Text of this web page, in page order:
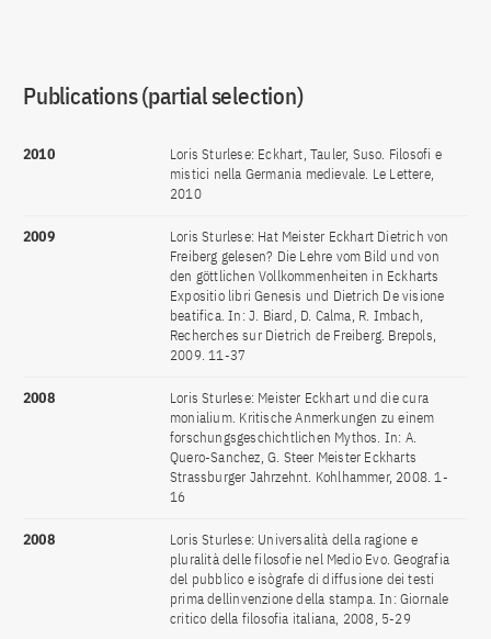
Publications (partial selection)
2010
Loris Sturlese: Eckhart, Tauler, Suso. Filosofi e
mistici nella Germania medievale. Le Lettere,
2010
2009
Loris Sturlese: Hat Meister Eckhart Dietrich von
Freiberg gelesen? Die Lehre vom Bild und von
den göttlichen Vollkommenheiten in Eckharts
Expositio libri Genesis und Dietrich De visione
beatifica. In: J. Biard, D. Calma, R. Imbach,
Recherches sur Dietrich de Freiberg. Brepols,
2009. 11-37
2008
Loris Sturlese: Meister Eckhart und die cura
monialium. Kritische Anmerkungen zu einem
forschungsgeschichtlichen Mythos. In: A.
Quero-Sanchez, G. Steer Meister Eckharts
Strassburger Jahrzehnt. Kohlhammer, 2008. 1-
16
2008
Loris Sturlese: Universalità della ragione e
pluralità delle filosofie nel Medio Evo. Geografia
del pubblico e isògrafe di diffusione dei testi
prima dellinvenzione della stampa. In: Giornale
critico della filosofia italiana, 2008, 5-29